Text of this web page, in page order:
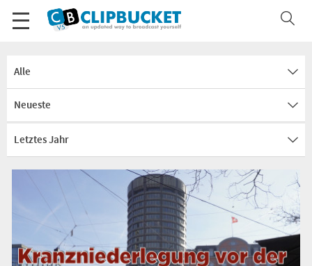
Alle
Neueste
Letztes Jahr